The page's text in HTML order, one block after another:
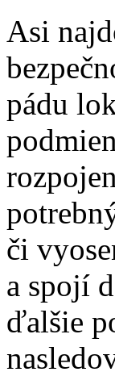
Asi
pádu
či
a spojí
ďalšie